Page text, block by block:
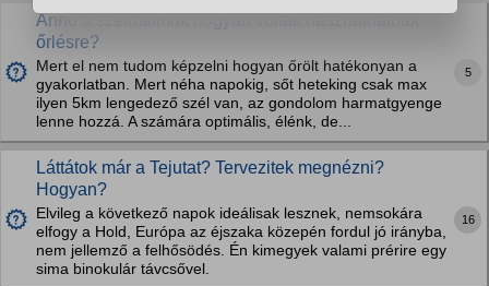
Anno a szélmalmok hogyan voltak használhatóak
őrlésre?
Mert el nem tudom képzelni hogyan őrölt hatékonyan a
gyakorlatban. Mert néha napokig, sőt heteking csak max
ilyen 5km lengedező szél van, az gondolom harmatgyenge
lenne hozzá. A számára optimális, élénk, de...
5
Láttátok már a Tejutat? Tervezitek megnézni?
Hogyan?
Elvileg a következő napok ideálisak lesznek, nemsokára
elfogy a Hold, Európa az éjszaka közepén fordul jó irányba,
nem jellemző a felhősödés. Én kimegyek valami prérire egy
sima binokulár távcsővel.
16